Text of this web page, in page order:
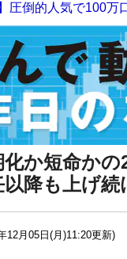
圧倒的人気で100万
か短命かの
降も上げ続
12月05日(月)11:20更新)